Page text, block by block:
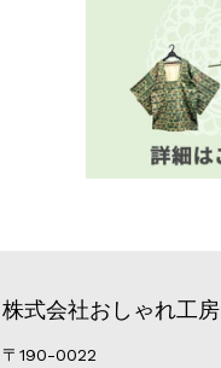
株式会社おしゃれ工房
〒190-0022